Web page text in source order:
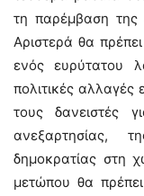
τη παρέμβαση της
Αριστερά θα
ενός ευρύτατου
πολιτικές αλλαγές
τους δανειστές
ανεξαρτησίας,
δημοκρατίας στη
μετώπου θα